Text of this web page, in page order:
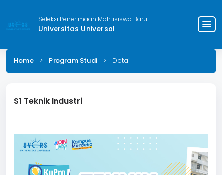
Seleksi Penerimaan Mahasiswa Baru
Universitas Universal menu
Home > Program Studi > Detail
S1 Teknik Industri